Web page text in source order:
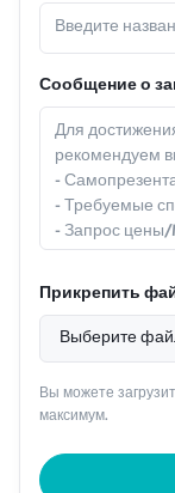
Сообщение о
Прикрепить
Выберите
Вы можете
максимум.